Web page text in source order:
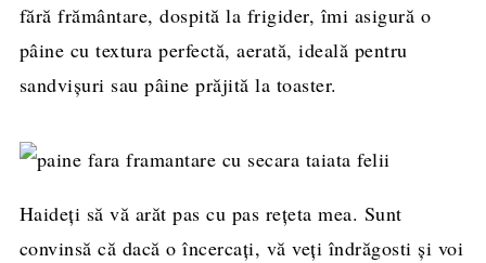
fără frământare, dospită la frigider, îmi asigură o
pâine cu textura perfectă, aerată, ideală pentru
sandvișuri sau pâine prăjită la toaster.
Haideți să vă arăt pas cu pas rețeta mea. Sunt
convinsă că dacă o încercați, vă veți îndrăgosti și voi